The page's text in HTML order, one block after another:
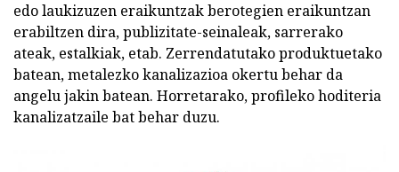
edo laukizuzen eraikuntzak berotegien eraikuntzan
erabiltzen dira, publizitate-seinaleak, sarrerako
ateak, estalkiak, etab. Zerrendatutako produktuetako
batean, metalezko kanalizazioa okertu behar da
angelu jakin batean. Horretarako, profileko hoditeria
kanalizatzaile bat behar duzu.